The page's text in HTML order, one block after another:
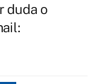
duda o